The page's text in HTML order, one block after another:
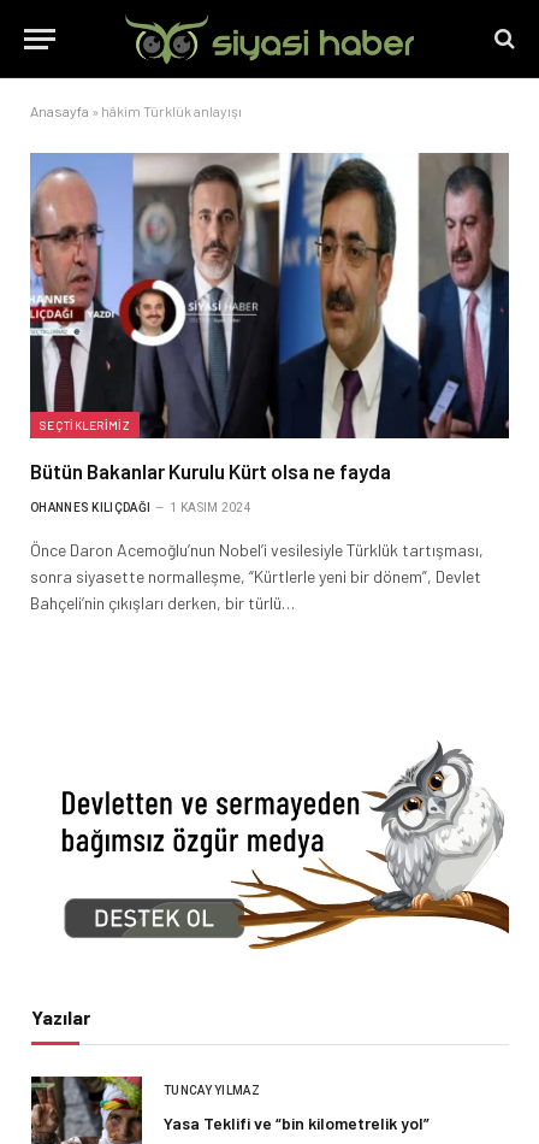
Anasayfa » hâkim Türklük anlayışı
SEÇTIKLERIMIZ
Bütün Bakanlar Kurulu Kürt olsa ne fayda
OHANNES KILIÇDAĞI 1 KASIM 2024
Önce Daron Acemoğlu’nun Nobel’i vesilesiyle Türklük tartışması,
sonra siyasette normalleşme, “Kürtlerle yeni bir dönem”, Devlet
Bahçeli’nin çıkışları derken, bir türlü…
Yazılar
TUNCAY YILMAZ
Yasa Teklifi ve “bin kilometrelik yol”